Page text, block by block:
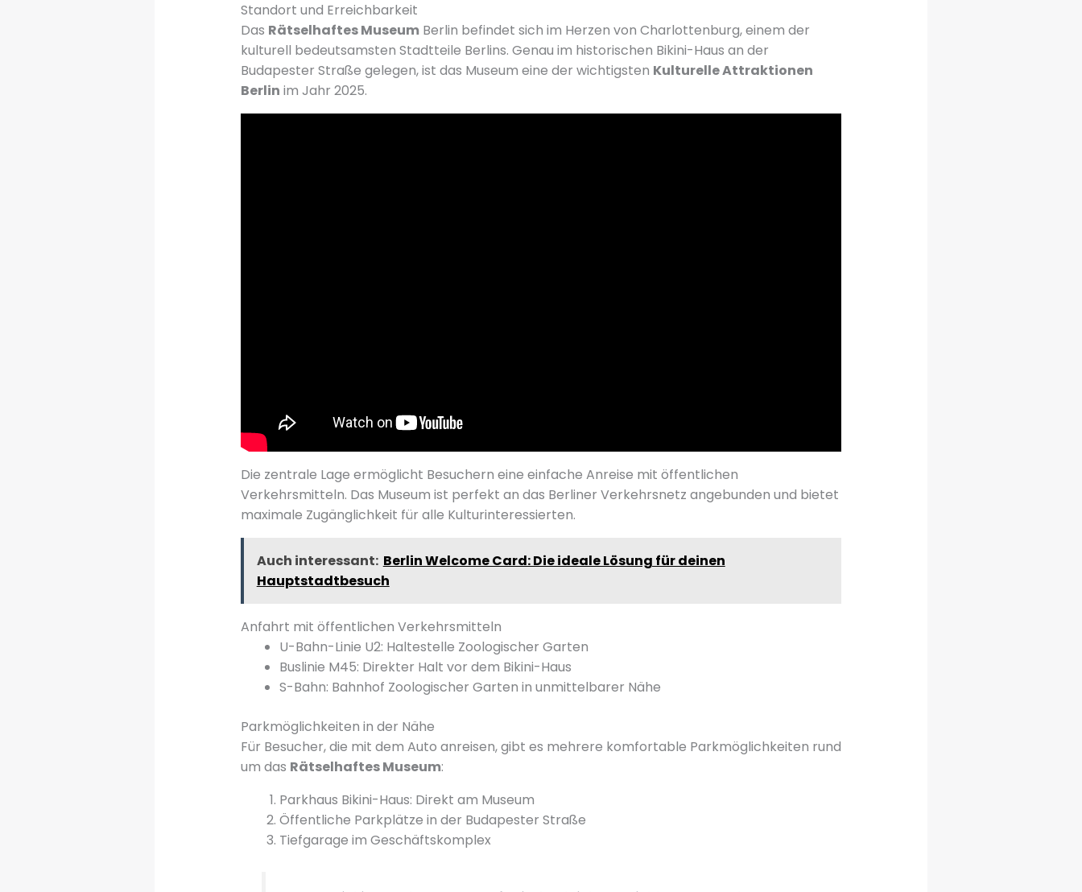
Standort und Erreichbarkeit
Das Rätselhaftes MuseumBerlin befindet sich im Herzen von Charlottenburg, einem der
kulturell bedeutsamsten Stadtteile Berlins. Genau im historischen Bikini-Haus an der
Budapester Straße gelegen, ist das Museum eine der wichtigsten Kulturelle Attraktionen
Berlin im Jahr 2025.
Die zentrale Lage ermöglicht Besuchern eine einfache Anreise mit öffentlichen
Verkehrsmitteln. Das Museum ist perfekt an das Berliner Verkehrsnetz angebunden und bietet
maximale Zugänglichkeit für alle Kulturinteressierten.
Auch interessant: Berlin Welcome Card: Die ideale Lösung für deinen
Hauptstadtbesuch
Anfahrt mit öffentlichen Verkehrsmitteln
U-Bahn-Linie U2: Haltestelle Zoologischer Garten
Buslinie M45: Direkter Halt vor dem Bikini-Haus
S-Bahn: Bahnhof Zoologischer Garten in unmittelbarer Nähe
Parkmöglichkeiten in der Nähe
Für Besucher, die mit dem Auto anreisen, gibt es mehrere komfortable Parkmöglichkeiten rund
um das Rätselhaftes Museum:
Parkhaus Bikini-Haus: Direkt am Museum
Öffentliche Parkplätze in der Budapester Straße
Tiefgarage im Geschäftskomplex